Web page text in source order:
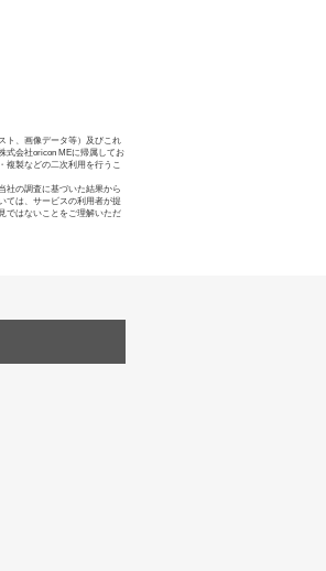
ト、画像データ等）及びこれ
式会社oricon MEに帰属してお
複製などの二次利用を行うこ
社の調査に基づいた結果から
ては、サービスの利用者が提
ではないことをご理解いただ